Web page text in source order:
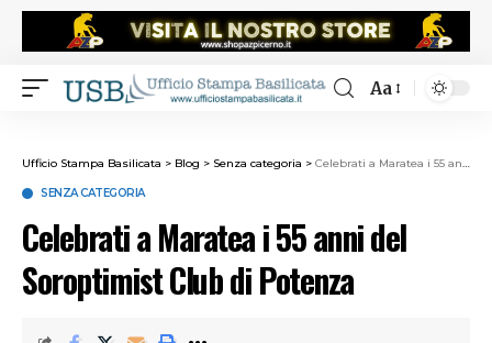
Aa
Ufficio Stampa Basilicata > Blog > Senza categoria > Celebrati a Maratea i 55 anni del Soroptimist Club di Potenza
SENZA CATEGORIA
Celebrati a Maratea i 55 anni del
Soroptimist Club di Potenza